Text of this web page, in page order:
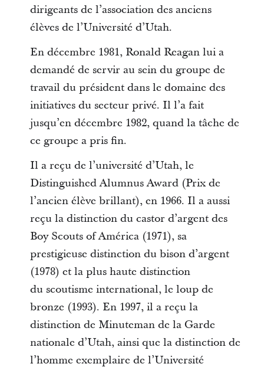
dirigeants de l’association des anciens
élèves de l’Université d’Utah.
En décembre 1981, Ronald Reagan lui a
demandé de servir au sein du groupe de
travail du président dans le domaine des
initiatives du secteur privé. Il l’a fait
jusqu’en décembre 1982, quand la tâche de
ce groupe a pris fin.
Il a reçu de l’université d’Utah, le
Distinguished Alumnus Award (Prix de
l’ancien élève brillant), en 1966. Il a aussi
reçu la distinction du castor d’argent des
Boy Scouts of América (1971), sa
prestigieuse distinction du bison d’argent
(1978) et la plus haute distinction
du scoutisme international, le loup de
bronze (1993). En 1997, il a reçu la
distinction de Minuteman de la Garde
nationale d’Utah, ainsi que la distinction de
l’homme exemplaire de l’Université